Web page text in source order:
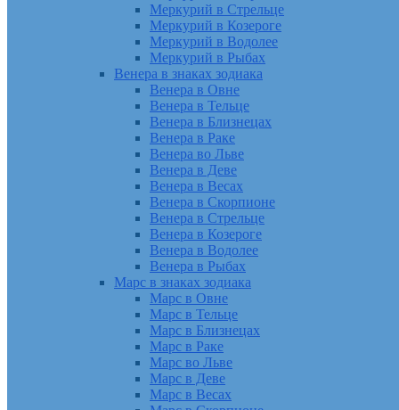
Меркурий в Стрельце
Меркурий в Козероге
Меркурий в Водолее
Меркурий в Рыбах
Венера в знаках зодиака
Венера в Овне
Венера в Тельце
Венера в Близнецах
Венера в Раке
Венера во Льве
Венера в Деве
Венера в Весах
Венера в Скорпионе
Венера в Стрельце
Венера в Козероге
Венера в Водолее
Венера в Рыбах
Марс в знаках зодиака
Марс в Овне
Марс в Тельце
Марс в Близнецах
Марс в Раке
Марс во Льве
Марс в Деве
Марс в Весах